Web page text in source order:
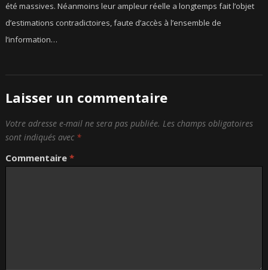
été massives. Néanmoins leur ampleur réelle a longtemps fait l’objet
d’estimations contradictoires, faute d’accès à l’ensemble de
l’information…
Laisser un commentaire
Votre adresse e-mail ne sera pas publiée. Les champs obligatoires
sont indiqués avec *
Commentaire *